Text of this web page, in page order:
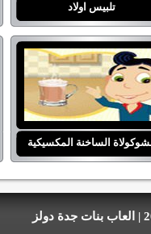
تلبيس اولاد
الساخنة المكسيكية